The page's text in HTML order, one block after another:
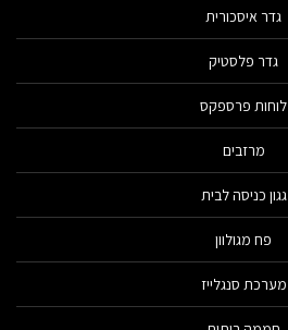
גדר איסכורית
גדר פלסטיק
לוחות פרספקס
מרזבים
גגון כניסה לבית
פח מגולוון
מערכת סנגלייז